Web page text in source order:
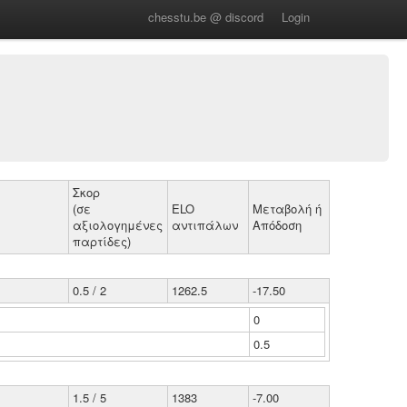
chesstu.be @ discord Login
Σκορ
(σε
αξιολογημένες
παρτίδες)
ELO
αντιπάλων
Μεταβολή ή
Απόδοση
0.5 / 2 1262.5
-17.50
0
0.5
1.5 / 5 1383 -7.00